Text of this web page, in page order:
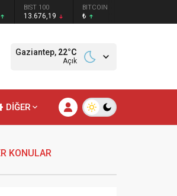
BIST 100
13.676,19
BITCOIN
₺
Gaziantep, 22°C
Açık
DİĞER
KONULAR